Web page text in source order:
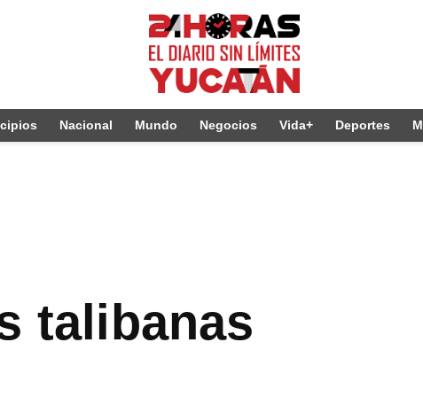
Nacional Mundo Negocios Vida+ Deportes
talibanas